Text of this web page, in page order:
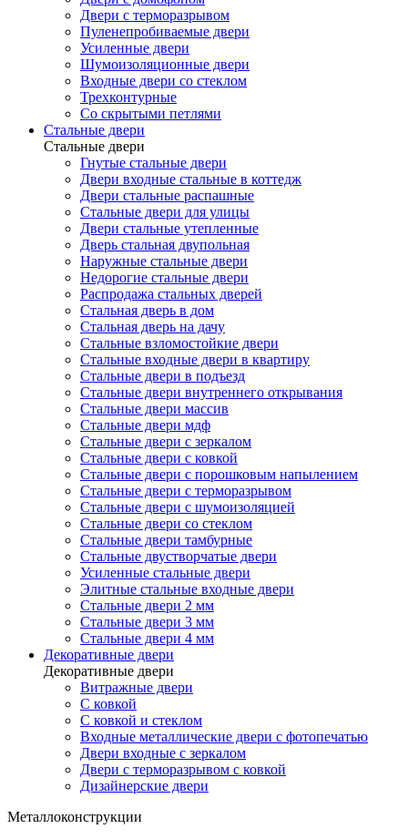
Двери с терморазрывом
Пуленепробиваемые двери
Усиленные двери
Шумоизоляционные двери
Входные двери со стеклом
Трехконтурные
Со скрытыми петлями
Стальные двери
Стальные двери
Гнутые стальные двери
Двери входные стальные в коттедж
Двери стальные распашные
Стальные двери для улицы
Двери стальные утепленные
Дверь стальная двупольная
Наружные стальные двери
Недорогие стальные двери
Распродажа стальных дверей
Стальная дверь в дом
Стальная дверь на дачу
Стальные взломостойкие двери
Стальные входные двери в квартиру
Стальные двери в подъезд
Стальные двери внутреннего открывания
Стальные двери массив
Стальные двери мдф
Стальные двери с зеркалом
Стальные двери с ковкой
Стальные двери с порошковым напылением
Стальные двери с терморазрывом
Стальные двери с шумоизоляцией
Стальные двери со стеклом
Стальные двери тамбурные
Стальные двустворчатые двери
Усиленные стальные двери
Элитные стальные входные двери
Стальные двери 2 мм
Стальные двери 3 мм
Стальные двери 4 мм
Декоративные двери
Декоративные двери
Витражные двери
С ковкой
С ковкой и стеклом
Входные металлические двери с фотопечатью
Двери входные с зеркалом
Двери с терморазрывом с ковкой
Дизайнерские двери
Металлоконструкции